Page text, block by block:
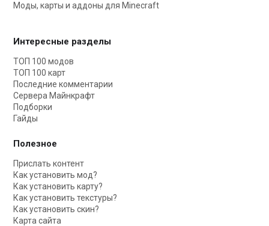
Моды, карты и аддоны для Minecraft
Интересные разделы
ТОП 100 модов
ТОП 100 карт
Последние комментарии
Сервера Майнкрафт
Подборки
Гайды
Полезное
Прислать контент
Как установить мод?
Как установить карту?
Как установить текстуры?
Как установить скин?
Карта сайта